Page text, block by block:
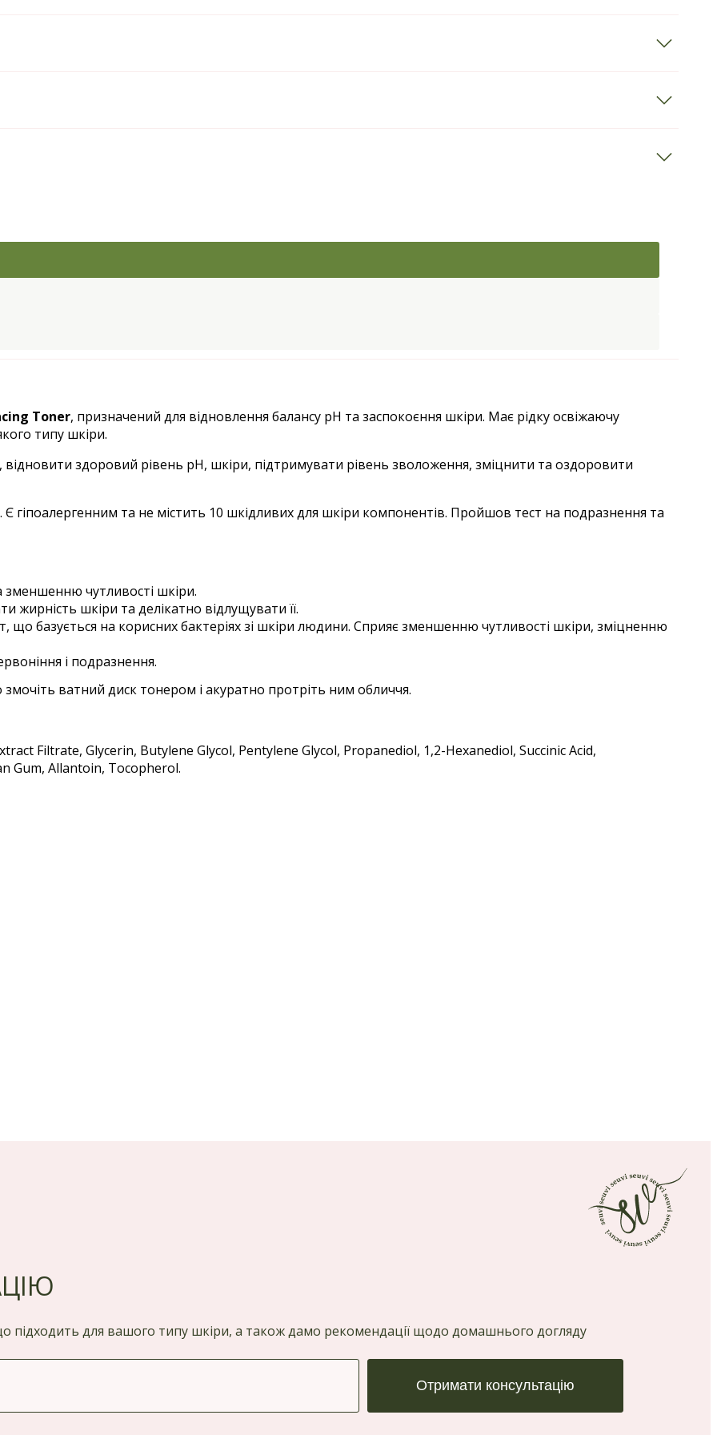
Toner, призначений для відновлення балансу pH та заспокоєння шкіри. Має рідку освіжаючу
типу шкіри.
здоровий рівень pH, шкіри, підтримувати рівень зволоження, зміцнити та оздоровити
гіпоалергенним та не містить 10 шкідливих для шкіри компонентів. Пройшов тест на подразнення та
чутливості шкіри.
шкіри та делікатно відлущувати її.
базується на корисних бактеріях зі шкіри людини. Сприяє зменшенню чутливості шкіри, зміцненню
і подразнення.
ватний диск тонером і акуратно протріть ним обличчя.
Filtrate, Glycerin, Butylene Glycol, Pentylene Glycol, Propanediol, 1,2-Hexanediol, Succinic Acid,
Gum, Allantoin, Tocopherol.
підходить для вашого типу шкіри, а також дамо рекомендації щодо домашнього догляду